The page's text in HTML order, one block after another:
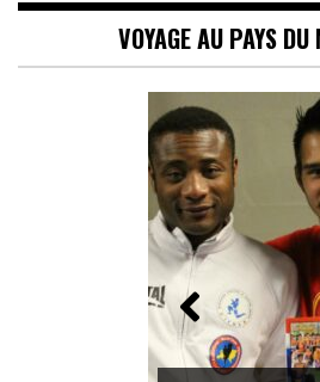
VOYAGE AU PAYS